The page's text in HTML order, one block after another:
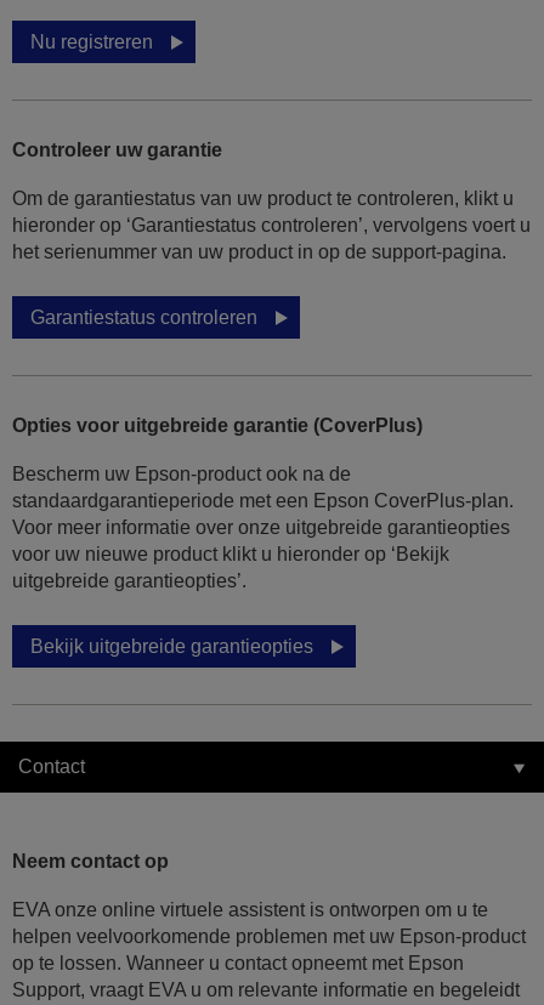
Nu registreren
Controleer uw garantie
Om de garantiestatus van uw product te controleren, klikt u
hieronder op ‘Garantiestatus controleren’, vervolgens voert u
het serienummer van uw product in op de support-pagina.
Garantiestatus controleren
Opties voor uitgebreide garantie (CoverPlus)
Bescherm uw Epson-product ook na de
standaardgarantieperiode met een Epson CoverPlus-plan.
Voor meer informatie over onze uitgebreide garantieopties
voor uw nieuwe product klikt u hieronder op ‘Bekijk
uitgebreide garantieopties’.
Bekijk uitgebreide garantieopties
Contact
Neem contact op
EVA onze online virtuele assistent is ontworpen om u te
helpen veelvoorkomende problemen met uw Epson-product
op te lossen. Wanneer u contact opneemt met Epson
Support, vraagt EVA u om relevante informatie en begeleidt